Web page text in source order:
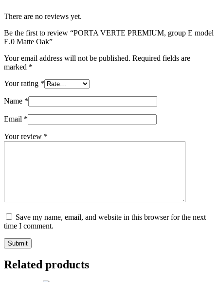
There are no reviews yet.
Be the first to review “PORTA VERTE PREMIUM, group E model
E.0 Matte Oak”
Your email address will not be published. Required fields are
marked *
Your rating *
Name *
Email *
Your review *
Save my name, email, and website in this browser for the next
time I comment.
Submit
Related products